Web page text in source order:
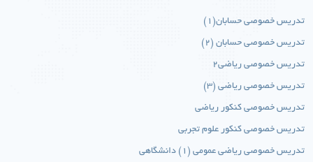
تدریس خصوصی حسابان(1)
تدریس خصوصی حسابان (2)
تدریس خصوصی ریاضی2
تدریس خصوصی ریاضی (3)
تدریس خصوصی کنکور ریاضی
تدریس خصوصی کنکور علوم تجربی
تدریس خصوصی ریاضی عمومی (1) دانشگاهی